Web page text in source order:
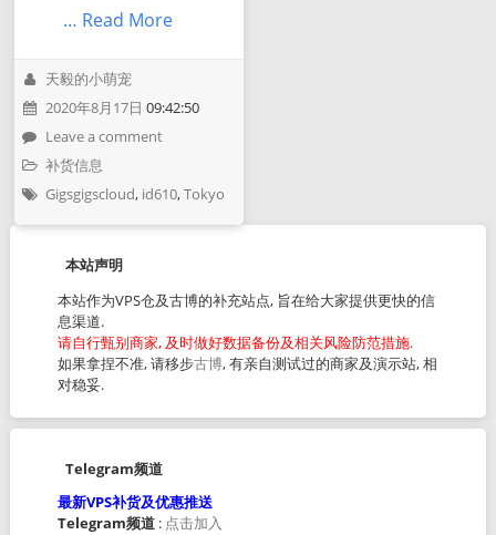
… Read More
天毅的小萌宠
2020年8月17日 09:42:50
Leave a comment
补货信息
Gigsgigscloud, id610,Tokyo
本站声明
本站作为VPS仓及古博的补充站点, 旨在给大家提供更快的信
息渠道.
请自行甄别商家, 及时做好数据备份及相关风险防范措施.
如果拿捏不准, 请移步古博, 有亲自测试过的商家及演示站, 相
对稳妥.
Telegram频道
最新VPS补货及优惠推送
Telegram频道: 点击加入